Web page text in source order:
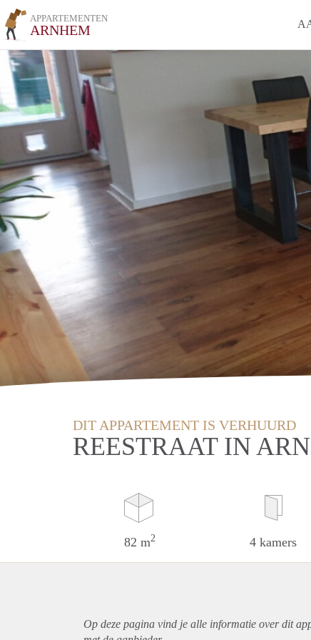
APPARTEMENTEN
ARNHEM
DIT APPARTEMENT IS VERHUURD
REESTRAAT IN
82 m2 4 kamers
Op deze pagina vind je alle informatie over dit